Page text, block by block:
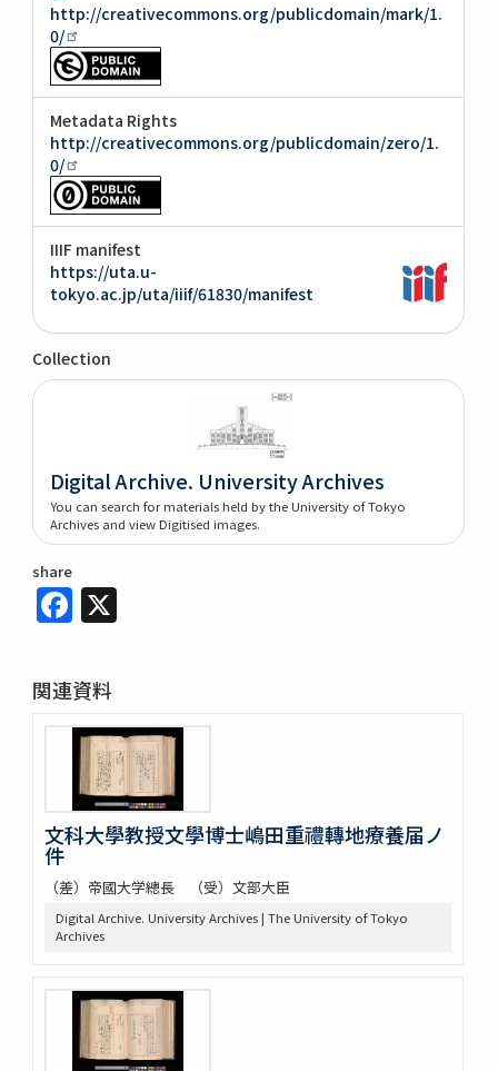
http://creativecommons.org/publicdomain/mark/1.
0/
Metadata Rights
http://creativecommons.org/publicdomain/zero/1.
0/
IIIF manifest
https://uta.u-
tokyo.ac.jp/uta/iiif/61830/manifest
Collection
Digital Archive. University Archives
You can search for materials held by the University of Tokyo
Archives and view Digitised images.
share
Facebook
関連資料
文科大學教授文學博士嶋田重禮轉地療養届ノ
件
（差）帝國大学總長 （受）文部大臣
Digital Archive. University Archives | The University of Tokyo
Archives